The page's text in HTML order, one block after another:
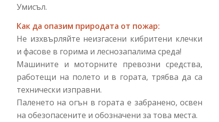
Умисъл.
Как да опазим природата от пожар:
Не изхвърляйте неизгасени кибритени клечки
и фасове в горима и леснозапалима среда!
Машините и моторните превозни средства,
работещи на полето и в гората, трябва да са
технически изправни.
Паленето на огън в гората е забранено, освен
на обезопасените и обозначени за това места.